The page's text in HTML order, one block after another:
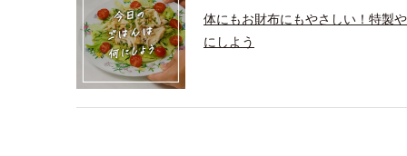
体にもお財布にもやさしい！特製
にしよう